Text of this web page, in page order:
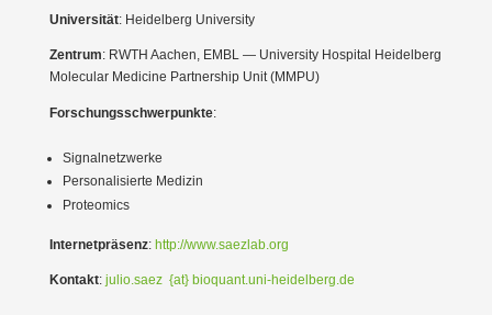
Univer­sität: Heidelberg University
Zentrum: RWTH Aachen, EMBL — University Hospital Heidelberg
Molecular Medicine Partnership Unit (MMPU)
Forschungs­schwer­punkte:
Signal­netz­werke
Perso­na­li­sierte Medizin
Proteomics
Inter­net­präsenz: http://www.saezlab.org
Kontakt: julio.saez {at} bioquant.uni-heidelberg.de